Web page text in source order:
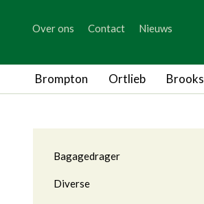
generic_skip_language
Over ons Contact Nieuws
Brompton Ortlieb Brooks
BROMPTON ONDERDELEN
Categorieën
Bagagedrager
Diverse